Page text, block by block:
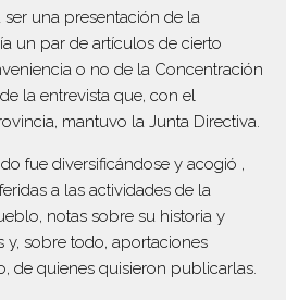
una presentación de la
un par de artículos de cierto
o no de la Concentración
la entrevista que, con el
mantuvo la Junta Directiva.
fue diversificándose y acogió ,
a las actividades de la
notas sobre su historia y
y, sobre todo, aportaciones
de quienes quisieron publicarlas.